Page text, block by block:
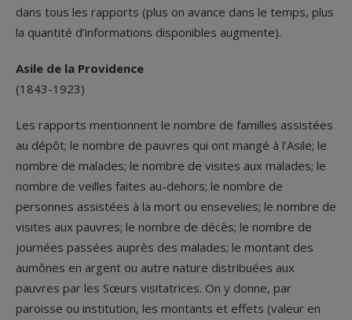
dans tous les rapports (plus on avance dans le temps, plus
la quantité d’informations disponibles augmente).
Asile de la Providence
(1843-1923)
Les rapports mentionnent le nombre de familles assistées
au dépôt; le nombre de pauvres qui ont mangé à l’Asile; le
nombre de malades; le nombre de visites aux malades; le
nombre de veilles faites au-dehors; le nombre de
personnes assistées à la mort ou ensevelies; le nombre de
visites aux pauvres; le nombre de décès; le nombre de
journées passées auprès des malades; le montant des
aumônes en argent ou autre nature distribuées aux
pauvres par les Sœurs visitatrices. On y donne, par
paroisse ou institution, les montants et effets (valeur en